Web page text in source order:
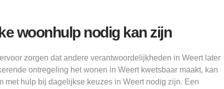
woonhulp nodig kan zijn
zorgen dat andere verantwoordelijkheden in Weert later
ontregeling het wonen in Weert kwetsbaar maakt, kan
met hulp bij dagelijkse keuzes in Weert nodig zijn. Een